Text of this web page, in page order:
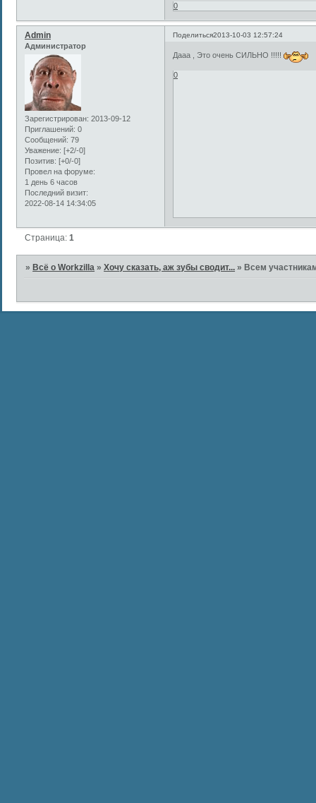
0
Поделиться2013-10-03 12:57:24
Admin
Администратор
Зарегистрирован: 2013-09-12
Приглашений: 0
Сообщений: 79
Уважение: [+2/-0]
Позитив: [+0/-0]
Провел на форуме:
1 день 6 часов
Последний визит:
2022-08-14 14:34:05
Дааа , Это очень СИЛЬНО !!!!!
0
Страница:1
»Всё о Workzilla »Хочу сказать, аж зубы сводит... »Всем